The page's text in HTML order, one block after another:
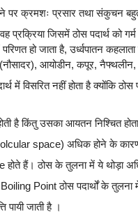
पर क्रमशः प्रसार तथा संकुचन
प्रक्रिया जिसमें ठोस पदार्थ को
हो जाता है, उर्ध्वपातन कहलाता
आयोडीन, कपूर,
में विसरित नहीं होता है क्योंकि
है किंतु उसका आयतन निश्चित
space) अधिक होने के
होते हैं। ठोस के तुलना में ये थोड़ा
Point ठोस पदार्थों के तुलना
पायी जाती है ।